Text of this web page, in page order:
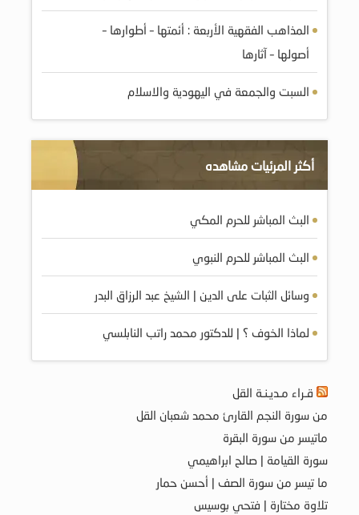
المذاهب الفقهية الأربعة : أئمتها – أطوارها –
أصولها – آثارها
السبت والجمعة في اليهودية والاسلام
أكثر المرئيات مشاهده
البث المباشر للحرم المكي
البث المباشر للحرم النبوي
وسائل الثبات على الدين | الشيخ عبد الرزاق البدر
لماذا الخوف ؟ | للدكتور محمد راتب النابلسي
قـراء مـديـنـة القل
من سورة النجم القارئ محمد شعبان القل
ماتيسر من سورة البقرة
سورة القيامة | صالح ابراهيمي
ما تيسر من سورة الصف | أحسن حمار
تلاوة مختارة | فتحي بوسيس